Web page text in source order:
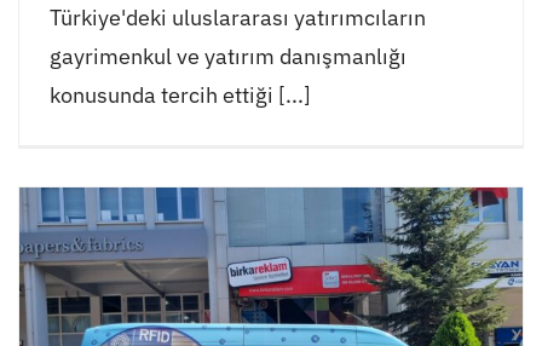
Türkiye'deki uluslararası yatırımcıların
gayrimenkul ve yatırım danışmanlığı
konusunda tercih ettiği [...]